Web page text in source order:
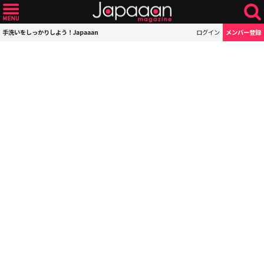
手洗いをしっかりしよう！Japaaan ログイン メンバー登録